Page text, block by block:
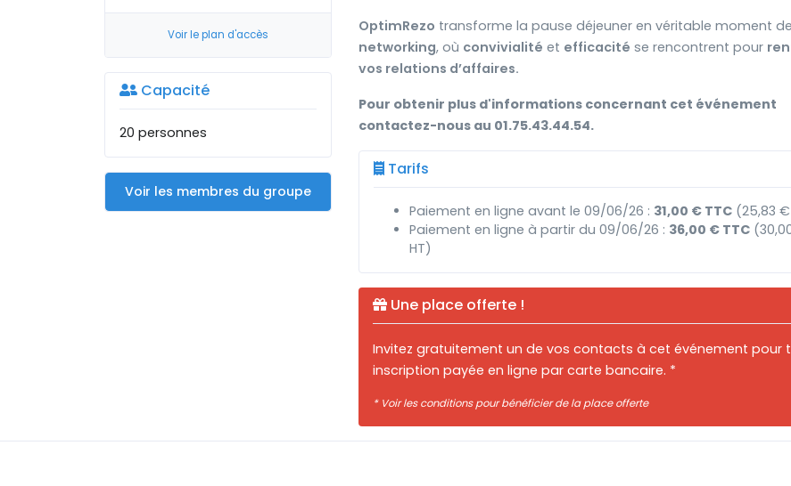
Voir le plan d'accès
Capacité
20 personnes
Voir les membres du groupe
OptimRezo transforme la pause déjeuner en véritable moment de
networking, où convivialité et efficacité se rencontrent pour
vos relations d’affaires.
Pour obtenir plus d'informations concernant cet événement
contactez-nous au 01.75.43.44.54.
Tarifs
Paiement en ligne avant le 09/06/26 : 31,00 € TTC (25,83 €
Paiement en ligne à partir du 09/06/26 : 36,00 € TTC
HT)
Une place offerte !
Invitez gratuitement un de vos contacts à cet événement pour
inscription payée en ligne par carte bancaire. *
* Voir les conditions pour bénéficier de la place offerte